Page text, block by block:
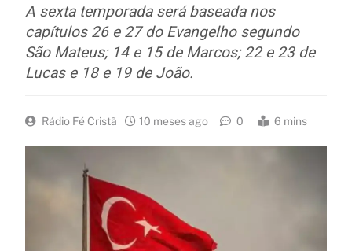
A sexta temporada será baseada nos
capítulos 26 e 27 do Evangelho segundo
São Mateus; 14 e 15 de Marcos; 22 e 23 de
Lucas e 18 e 19 de João.
Rádio Fé Cristã 10 meses ago 0 6 mins